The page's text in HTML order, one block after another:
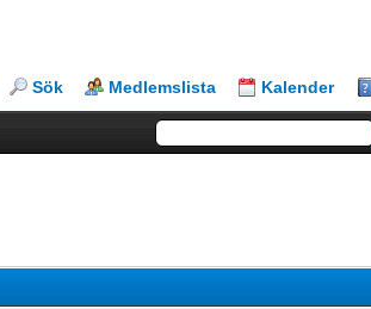
Sök Medlemslista Kalender